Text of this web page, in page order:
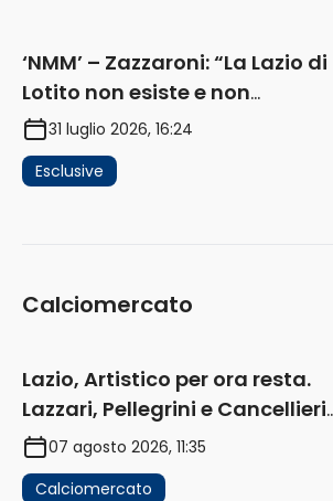
‘NMM’ – Zazzaroni: “La Lazio di
Lotito non esiste e non
funziona più. E’ ora di lasciare,
ma lui non ascolta. Pignataro?
Ho verificato…” (AUDIO)
31 luglio 2026, 16:24
Esclusive
Calciomercato
Lazio, Artistico per ora resta.
Lazzari, Pellegrini e Cancellieri
in uscita
07 agosto 2026, 11:35
Calciomercato